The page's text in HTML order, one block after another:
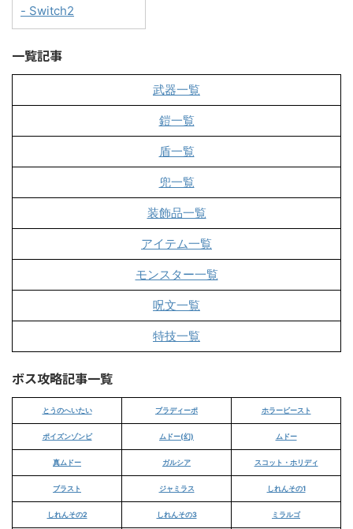
- Switch2
一覧記事
武器一覧
鎧一覧
盾一覧
兜一覧
装飾品一覧
アイテム一覧
モンスター一覧
呪文一覧
特技一覧
ボス攻略記事一覧
とうのへいたい ブラディーポ ホラービースト
ポイズンゾンビ ムドー(幻) ムドー
真ムドー ガルシア スコット・ホリディ
ブラスト ジャミラス しれんその1
しれんその2 しれんその3 ミラルゴ